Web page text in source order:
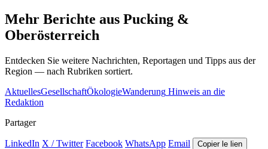
Mehr Berichte aus Pucking &
Oberösterreich
Entdecken Sie weitere Nachrichten, Reportagen und Tipps aus der
Region — nach Rubriken sortiert.
AktuellesGesellschaftÖkologieWanderung Hinweis an die
Redaktion
Partager
LinkedIn X / Twitter Facebook WhatsApp Email Copier le lien